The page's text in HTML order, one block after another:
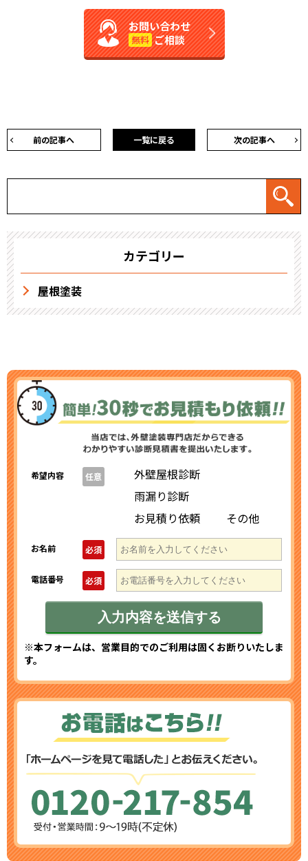
お問い合わせ
無料 ご相談
前の記事へ 次の記事へ
一覧に戻る
カテゴリー
屋根塗装
希望内容 任意
外壁屋根診断
雨漏り診断
お見積り依頼
その他
お名前 必須
電話番号 必須
※本フォームは、営業目的でのご利用は固くお断りいたしま
す。